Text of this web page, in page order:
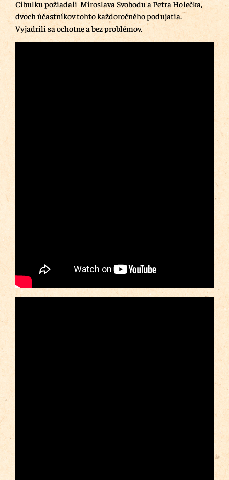
Cibulku požiadali Miroslava Svobodu a Petra Holečka,
dvoch účastníkov tohto každoročného podujatia.
Vyjadrili sa ochotne a bez problémov.